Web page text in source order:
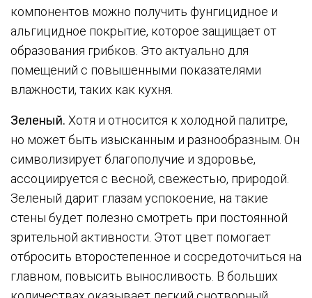
компонентов можно получить фунгицидное и
альгицидное покрытие, которое защищает от
образования грибков. Это актуально для
помещений с повышенными показателями
влажности, таких как кухня.
Зеленый. Хотя и относится к холодной палитре,
но может быть изысканным и разнообразным. Он
символизирует благополучие и здоровье,
ассоциируется с весной, свежестью, природой.
Зеленый дарит глазам успокоение, на такие
стены будет полезно смотреть при постоянной
зрительной активности. Этот цвет помогает
отбросить второстепенное и сосредоточиться на
главном, повысить выносливость. В больших